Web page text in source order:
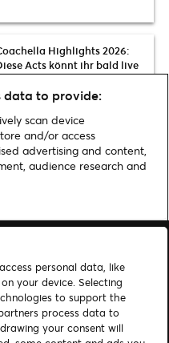
Highlights 2026:
Acts könnt ihr bald live
Deutschland erleben | Karol
The Strokes, Slayyyter, FKA
data to provide:
scan device
and/or access
advertising and content,
audience research and
personal data, like
your device. Selecting
to support the
process data to
your consent will